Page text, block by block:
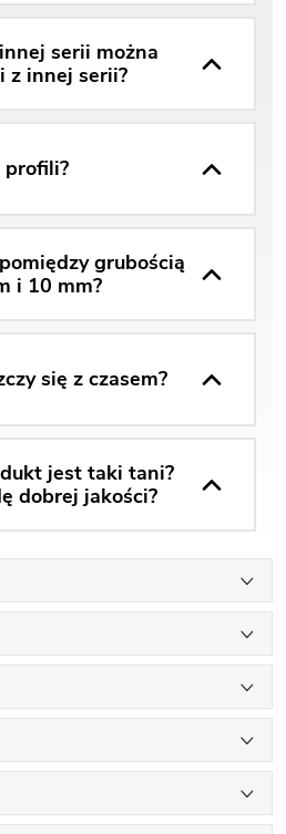
serii można
z innej serii?
profili?
grubością
i 10 mm?
się z czasem?
jest taki tani?
dobrej jakości?